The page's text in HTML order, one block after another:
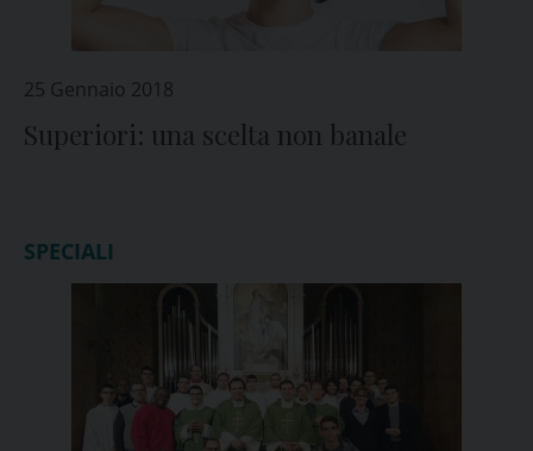
25 Gennaio 2018
Superiori: una scelta non banale
SPECIALI